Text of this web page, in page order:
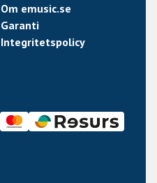
Om emusic.se
Garanti
Integritetspolicy